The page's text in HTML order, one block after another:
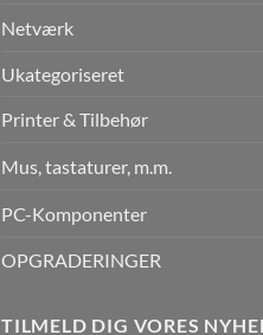
Netværk
Ukategoriseret
Printer & Tilbehør
Mus, tastaturer, m.m.
PC-Komponenter
OPGRADERINGER
TILMELD DIG VORES